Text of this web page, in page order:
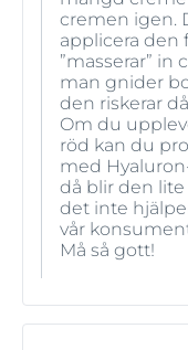
cremen igen.
applicera den
”masserar”
man gnider
den riskerar
Om du
röd kan du
med
då blir den
det inte
vår
Må så gott!